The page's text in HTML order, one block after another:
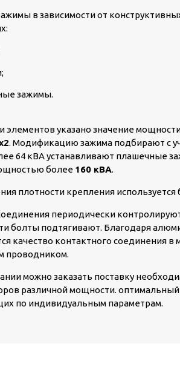
в зависимости от
зажимы.
элементов указано значение
. Модификацию зажима подбирают с
64 кВА устанавливают плашечные
более 160 кВА.
плотности крепления
периодически
болты подтягивают. Благодаря
качество контактного соединения
проводником.
можно заказать поставку
различной мощности.
по индивидуальным параметрам.